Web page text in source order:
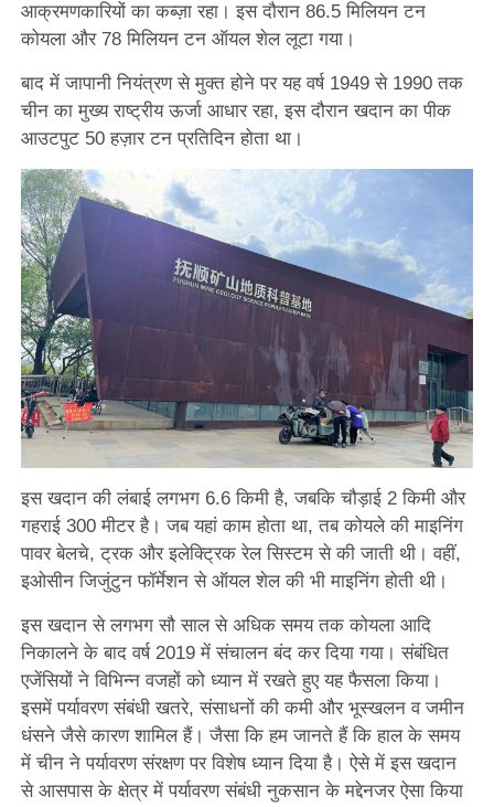
आक्रमणकारियों का कब्ज़ा रहा। इस दौरान 86.5 मिलियन टन
कोयला और 78 मिलियन टन ऑयल शेल लूटा गया।
बाद में जापानी नियंत्रण से मुक्त होने पर यह वर्ष 1949 से 1990 तक
चीन का मुख्य राष्ट्रीय ऊर्जा आधार रहा, इस दौरान खदान का पीक
आउटपुट 50 हज़ार टन प्रतिदिन होता था।
इस खदान की लंबाई लगभग 6.6 किमी है, जबकि चौड़ाई 2 किमी और
गहराई 300 मीटर है। जब यहां काम होता था, तब कोयले की माइनिंग
पावर बेलचे, ट्रक और इलेक्ट्रिक रेल सिस्टम से की जाती थी। वहीं,
इओसीन जिजुंटुन फॉर्मेशन से ऑयल शेल की भी माइनिंग होती थी।
इस खदान से लगभग सौ साल से अधिक समय तक कोयला आदि
निकालने के बाद वर्ष 2019 में संचालन बंद कर दिया गया। संबंधित
एजेंसियों ने विभिन्न वजहों को ध्यान में रखते हुए यह फैसला किया।
इसमें पर्यावरण संबंधी खतरे, संसाधनों की कमी और भूस्खलन व जमीन
धंसने जैसे कारण शामिल हैं। जैसा कि हम जानते हैं कि हाल के समय
में चीन ने पर्यावरण संरक्षण पर विशेष ध्यान दिया है। ऐसे में इस खदान
से आसपास के क्षेत्र में पर्यावरण संबंधी नुकसान के मद्देनजर ऐसा किया